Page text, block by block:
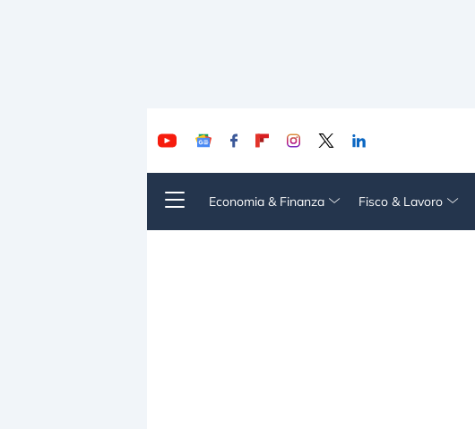
Economia & Finanza Fisco & Lavoro